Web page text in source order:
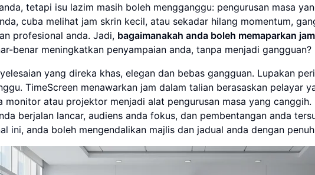
tetapi isu lazim masih boleh mengganggu: pengurusan masa
cuba melihat jam skrin kecil, atau sekadar hilang momentum,
profesional anda. Jadi, bagaimanakah anda boleh memaparkan
benar meningkatkan penyampaian anda, tanpa menjadi gangguan?
yang direka khas, elegan dan bebas gangguan. Lupakan
TimeScreen menawarkan jam dalam talian berasaskan pelayar
monitor atau projektor menjadi alat pengurusan masa yang canggih.
berjalan lancar, audiens anda fokus, dan pembentangan anda
ini, anda boleh mengendalikan majlis dan jadual anda dengan